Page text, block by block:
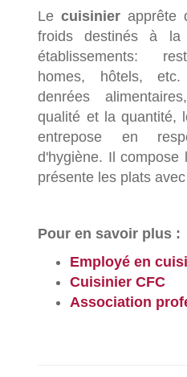
Lecuisinier apprête
froids destinés à la
établissements:
homes, hôtels,
denrées
qualité et la quantité,
entrepose en
d'hygiène. Il compose
présente les plats
Pour en savoir plus :
Employé en
Cuisinier CFC
Association